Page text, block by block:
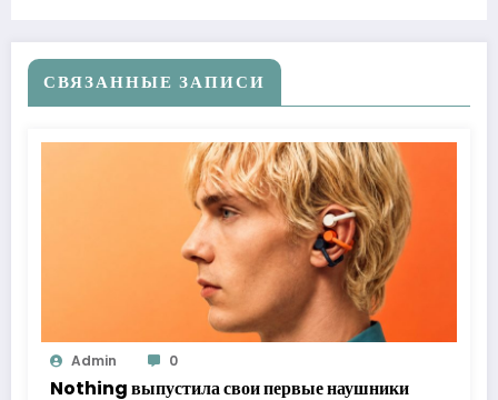
СВЯЗАННЫЕ ЗАПИСИ
Admin 0
Nothing выпустила свои первые наушники